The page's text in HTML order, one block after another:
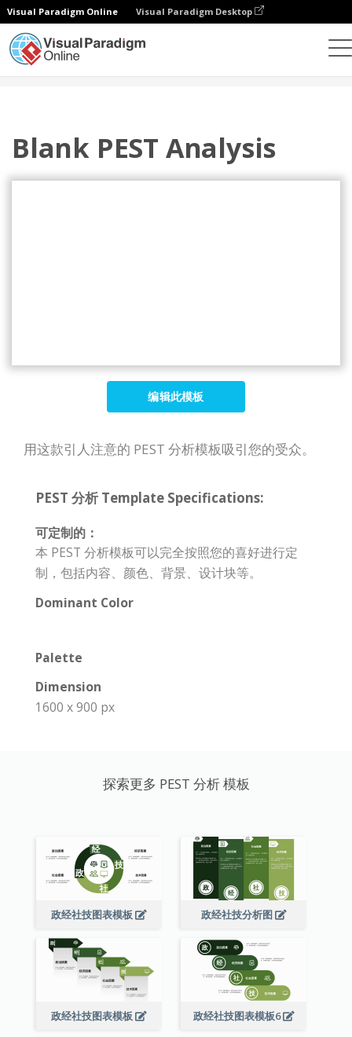
Visual Paradigm Online Visual Paradigm Desktop
Blank PEST Analysis
编辑此模板
用这款引人注意的 PEST 分析模板吸引您的受众。
PEST 分析 Template Specifications:
可定制的：
本 PEST 分析模板可以完全按照您的喜好进行定
制，包括内容、颜色、背景、设计块等。
Dominant Color
Palette
Dimension
1600 x 900 px
探索更多 PEST 分析 模板
政经社技图表模板 政经社技分析图
政经社技图表模板 政经社技图表模板6